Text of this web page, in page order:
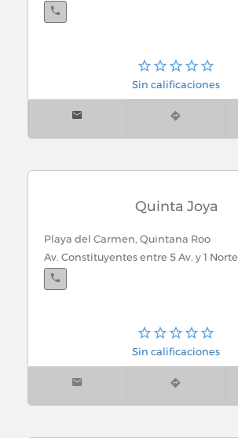
Sin calificaciones
Quinta Joya
Playa del Carmen, Quintana Roo
Av. Constituyentes entre 5 Av. y 1 Norte
Sin calificaciones